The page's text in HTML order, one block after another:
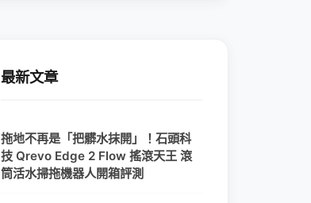
最新文章
拖地不再是「把髒水抹開」！石頭科
技 Qrevo Edge 2 Flow 搖滾天王 滾
筒活水掃拖機器人開箱評測